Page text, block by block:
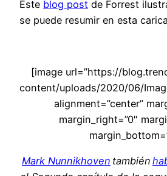
Este blog post de Forrest
se puede resumir en esta
[image url=”https://
content/uploads/2020/06/
alignment=”center”
margin_right=”0″
Mark Nunnikhoven también